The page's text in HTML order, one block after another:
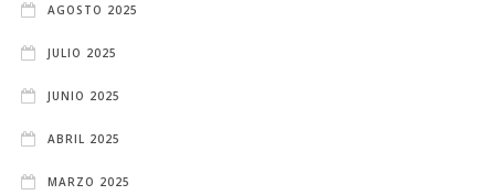
AGOSTO 2025
JULIO 2025
JUNIO 2025
ABRIL 2025
MARZO 2025